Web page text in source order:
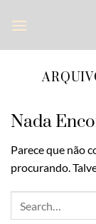
Nada
Parece que não
procurando.